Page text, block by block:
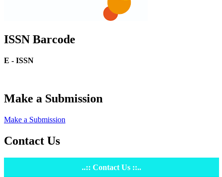
ISSN Barcode
E - ISSN
Make a Submission
Make a Submission
Contact Us
..:: Contact Us ::..